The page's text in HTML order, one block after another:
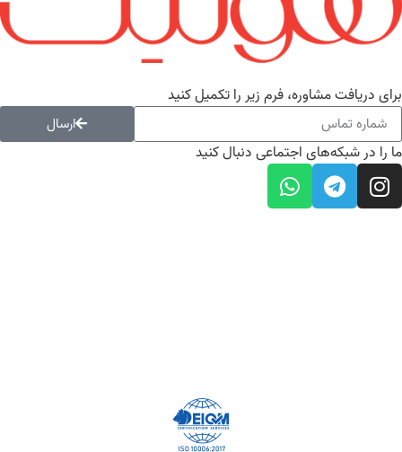
دریافت مشاوره، فرم زیر را تکمیل کنید
ارسال
را در شبکه‌های اجتماعی دنبال کنید